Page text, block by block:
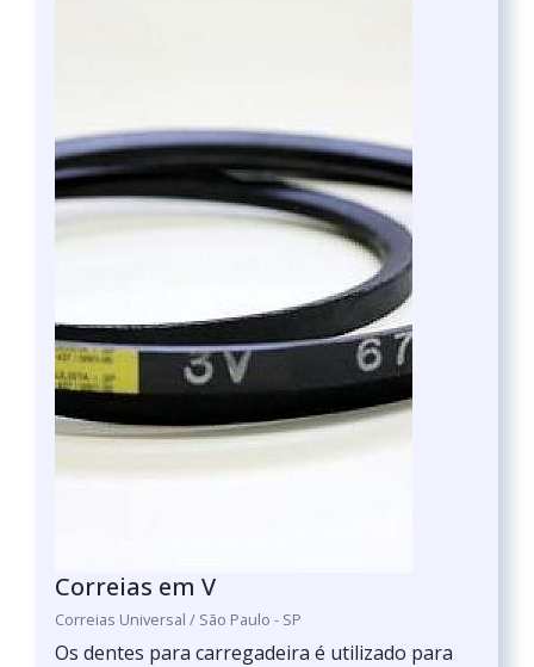
Correias em V
Correias Universal / São Paulo - SP
Os dentes para carregadeira é utilizado para